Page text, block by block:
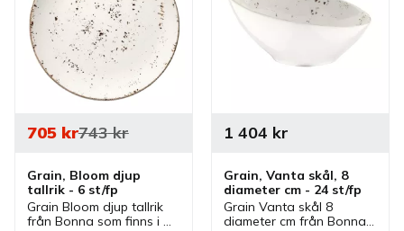
Grain, Bloom djup
tallrik - 6 st/fp
Grain Bloom djup tallrik
från Bonna som finns i
705kr743kr
Grain, Vanta skål, 8
diameter cm - 24 st/fp
Grain Vanta skål 8
diameter cm från Bonna
1 404 kr